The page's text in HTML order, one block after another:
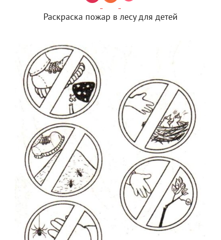
Раскраска пожар в лесу для детей